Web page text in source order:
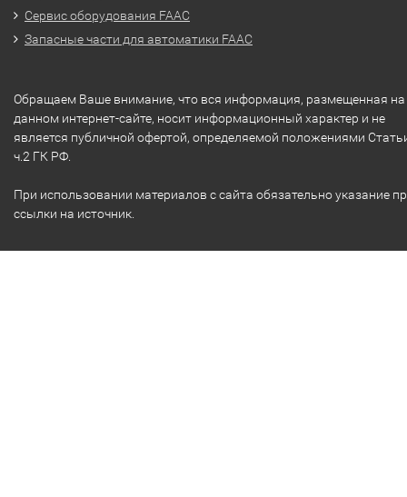
Сервис оборудования FAAC
Запасные части для автоматики FAAC
Обращаем Ваше внимание, что вся информация, размещенная на
данном интернет-сайте, носит информационный характер и не
является публичной офертой, определяемой положениями
ч.2 ГК РФ.
При использовании материалов с сайта обязательно указание
ссылки на источник.